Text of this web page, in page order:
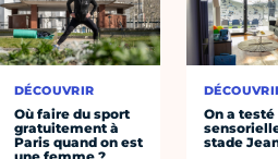
DÉCOUVRIR
Où faire du sport
gratuitement à
Paris quand on est
On a
stade